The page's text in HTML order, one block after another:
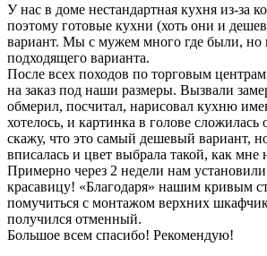
У нас в доме нестандартная кухня из-за
поэтому готовые кухни (хоть они и
вариант. Мы с мужем много где были, но
подходящего варианта.
После всех походов по торговым
на заказ под наши размеры. Вызвали
обмерил, посчитал, нарисовал кухню
хотелось, и картинка в голове сложилась
скажу, что это самый дешевый вариант,
вписалась и цвет выбрала такой, как мне
Примерно через 2 недели нам
красавицу! «Благодаря» нашим кривым
помучиться с монтажом верхних
получился отменный.
Большое всем спасибо! Рекомендую!